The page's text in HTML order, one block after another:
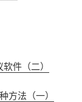
件（二）
方法（一）